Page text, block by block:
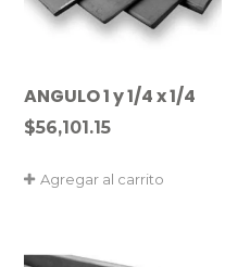
ANGULO 1 y 1/4 x 1/4
$56,101.15
Agregar al carrito